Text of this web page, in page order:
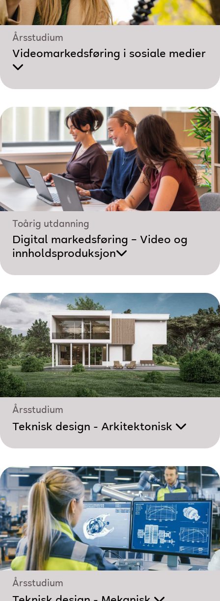
Årsstudium
Videomarkedsføring i sosiale medier
Toårig utdanning
Digital markedsføring – Video og
innholdsproduksjon
Årsstudium
Teknisk design - Arkitektonisk
Årsstudium